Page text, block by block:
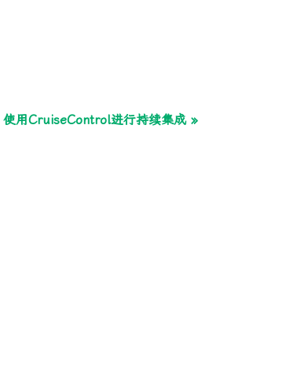
使用CruiseControl进行持续集成 »